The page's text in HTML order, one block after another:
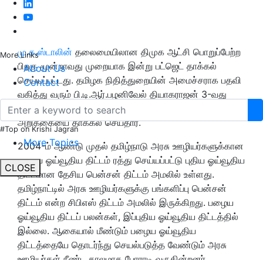
More Links
About Us
Contact
#Top on Krishi Jagran
More Topics
CLOSE
மு.க.ஸ்டாலின் தலைமையிலான திமுக ஆட்சி பொறுப்பேற்ற
பிறகு மூன்றாவது முறையாக இன்று பட்ஜெட் தாக்கல்
செய்யப்பட்டது. தமிழக நிதித்துறையின் அமைச்சராக பதவி
வகித்து வரும் பி.டி.ஆர்.பழனிவேல் தியாகராஜன் 3-வது
ஆண்டாக காகிதமில்லா (இ-பட்ஜெட்) நிதிநிலை
அறிக்கையை தாக்கல் செய்தார்.
2004-ம் ஆண்டு முதல் தமிழ்நாடு அரசு ஊழியர்களுக்கான
பழைய ஓய்வூதிய திட்டம் ரத்து செய்யப்பட்டு புதிய ஓய்வூதிய
திட்டமான தேசிய பென்சன் திட்டம் அமலில் உள்ளது.
தமிழ்நாட்டில் அரசு ஊழியர்களுக்கு பங்களிப்பு பென்சன்
திட்டம் என்ற சிபிஎஸ் திட்டம் அமலில் இருக்கிறது. பழைய
ஓய்வூதிய திட்டப் பலன்கள், இப்புதிய ஓய்வூதிய திட்டத்தில்
இல்லை. ஆகையால் மீண்டும் பழைய ஓய்வூதிய
திட்டத்தையே தொடர்ந்து செயல்படுத்த வேண்டும் அரசு